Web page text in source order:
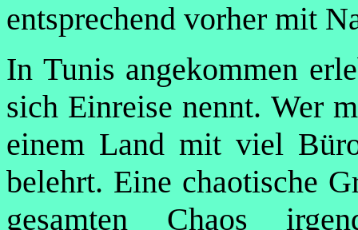
entsprechend vorher mit
In Tunis angekommen
sich Einreise nennt. Wer
einem Land mit viel
belehrt. Eine chaotische
gesamten Chaos